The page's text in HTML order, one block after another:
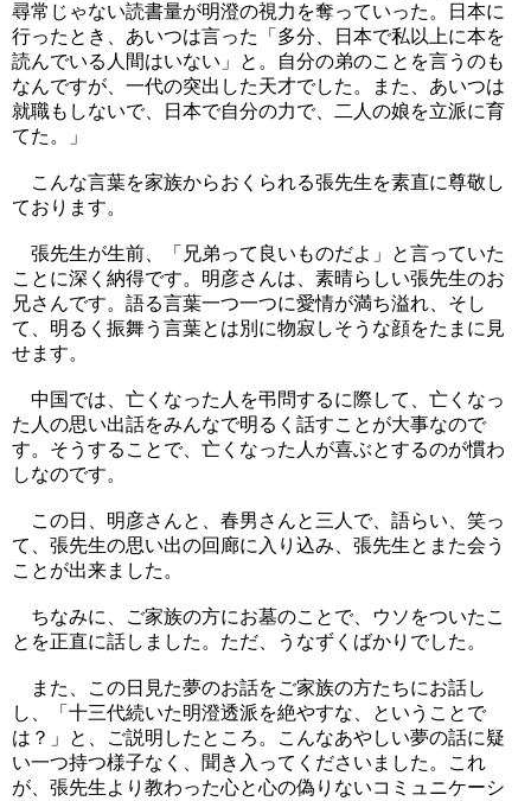
尋常じゃない読書量が明澄の視力を奪っていった。日本に
行ったとき、あいつは言った「多分、日本で私以上に本を
読んでいる人間はいない」と。自分の弟のことを言うのも
なんですが、一代の突出した天才でした。また、あいつは
就職もしないで、日本で自分の力で、二人の娘を立派に育
てた。」
こんな言葉を家族からおくられる張先生を素直に尊敬し
ております。
張先生が生前、「兄弟って良いものだよ」と言っていた
ことに深く納得です。明彦さんは、素晴らしい張先生のお
兄さんです。語る言葉一つ一つに愛情が満ち溢れ、そし
て、明るく振舞う言葉とは別に物寂しそうな顔をたまに見
せます。
中国では、亡くなった人を弔問するに際して、亡くなっ
た人の思い出話をみんなで明るく話すことが大事なので
す。そうすることで、亡くなった人が喜ぶとするのが慣わ
しなのです。
この日、明彦さんと、春男さんと三人で、語らい、笑っ
て、張先生の思い出の回廊に入り込み、張先生とまた会う
ことが出来ました。
ちなみに、ご家族の方にお墓のことで、ウソをついたこ
とを正直に話しました。ただ、うなずくばかりでした。
また、この日見た夢のお話をご家族の方たちにお話し
し、「十三代続いた明澄透派を絶やすな、ということで
は？」と、ご説明したところ。こんなあやしい夢の話に疑
い一つ持つ様子なく、聞き入ってくださいました。これ
が、張先生より教わった心と心の偽りないコミュニケーシ